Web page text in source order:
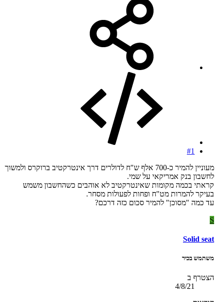
#1
מעוניין להמיר כ-700 אלף ש"ח לדולרים דרך אינטרקטיב ברוקרס ולמשוך
לחשבון בנק אמריקאי על שמי.
קראתי בכמה מקומות שאינטרקטיב לא אוהבים כשהחשבון משמש
בעיקר להמרות מט"ח ופחות לפעולות מסחר.
עד כמה "מסוכן" להמיר סכום כזה דרכם?
S
Solid seat
משתמש בכיר
הצטרף ב
4/8/21